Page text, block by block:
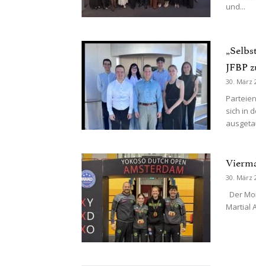
und...
JFBP
30. März
sich in
30. März
Der
Martial